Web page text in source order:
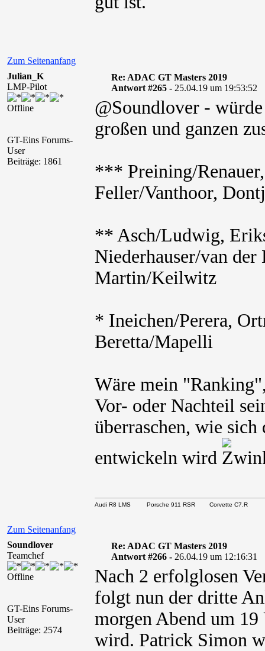
Zum Seitenanfang
Julian_K
LMP-Pilot
Offline
GT-Eins Forums-
User
Beiträge: 1861
Re: ADAC GT Masters 2019
Antwort #265 - 25.04.19 um 19:53:52
@Soundlover -
großen und ganzen
*** Preining/
Feller/Vanthoor,
** Asch/Ludwig,
Niederhauser/van
Martin/Keilwitz
* Ineichen/Perera,
Beretta/Mapelli
Wäre mein
Vor- oder Nachteil
überraschen, wie
entwickeln wird
Zum Seitenanfang
Audi R8 LMS Porsche 911 RSR Corvette C7.R
Soundlover
Teamchef
Offline
GT-Eins Forums-
User
Beiträge: 2574
Re: ADAC GT Masters 2019
Antwort #266 - 26.04.19 um 12:16:31
Nach 2 erfolglosen
folgt nun der dritte
morgen Abend um
wird. Patrick Simon